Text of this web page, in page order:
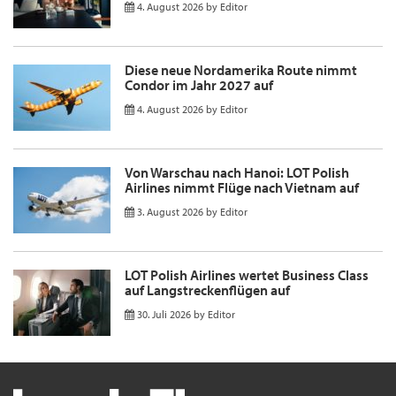
4. August 2026 by Editor
Diese neue Nordamerika Route nimmt
Condor im Jahr 2027 auf
4. August 2026 by Editor
Von Warschau nach Hanoi: LOT Polish
Airlines nimmt Flüge nach Vietnam auf
3. August 2026 by Editor
LOT Polish Airlines wertet Business Class
auf Langstreckenflügen auf
30. Juli 2026 by Editor